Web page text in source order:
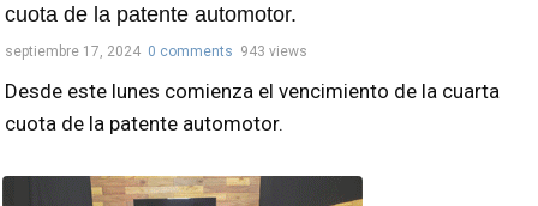
cuota de la patente automotor.
septiembre 17, 2024 0 comments 943 views
Desde este lunes comienza el vencimiento de la cuarta
cuota de la patente automotor.